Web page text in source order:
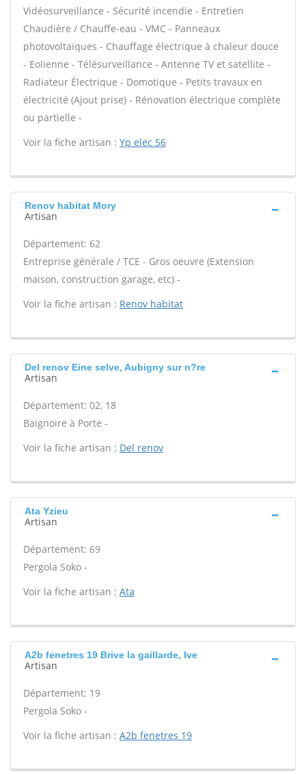
Vidéosurveillance - Sécurité incendie - Entretien
Chaudière / Chauffe-eau - VMC - Panneaux
photovoltaïques - Chauffage électrique à chaleur douce
- Eolienne - Télésurveillance - Antenne TV et satellite -
Radiateur Électrique - Domotique - Petits travaux en
électricité (Ajout prise) - Rénovation électrique complète
ou partielle -
Voir la fiche artisan : Yp elec 56
Renov habitat Mory
Artisan
Département: 62
Entreprise générale / TCE - Gros oeuvre (Extension
maison, construction garage, etc) -
Voir la fiche artisan : Renov habitat
Del renov Eine selve, Aubigny sur n?re
Artisan
Département: 02, 18
Baignoire à Porte -
Voir la fiche artisan : Del renov
Ata Yzieu
Artisan
Département: 69
Pergola Soko -
Voir la fiche artisan : Ata
A2b fenetres 19 Brive la gaillarde, Ive
Artisan
Département: 19
Pergola Soko -
Voir la fiche artisan : A2b fenetres 19